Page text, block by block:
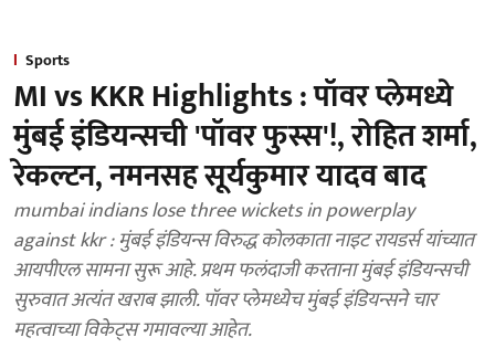
Sports
MI vs KKR Highlights : पॉवर प्लेमध्ये
मुंबई इंडियन्सची 'पॉवर फुस्स'!, रोहित शर्मा,
रेकल्टन, नमनसह सूर्यकुमार यादव बाद
mumbai indians lose three wickets in powerplay
against kkr : मुंबई इंडियन्स विरुद्ध कोलकाता नाइट रायडर्स यांच्यात
आयपीएल सामना सुरू आहे. प्रथम फलंदाजी करताना मुंबई इंडियन्सची
सुरुवात अत्यंत खराब झाली. पॉवर प्लेमध्येच मुंबई इंडियन्सने चार
महत्वाच्या विकेट्स गमावल्या आहेत.